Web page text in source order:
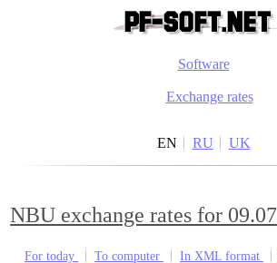
Software
Exchange rates
EN RU UK
NBU exchange rates for
For today To computer In XML format